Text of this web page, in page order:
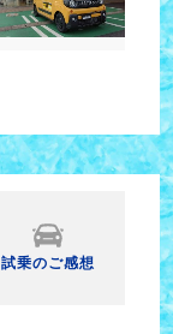
試乗のご感想